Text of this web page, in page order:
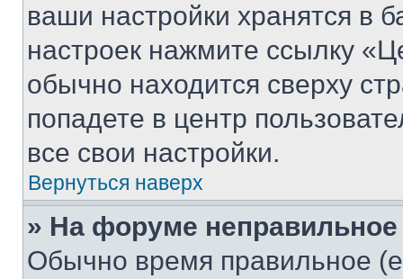
ваши настройки хранятся в
настроек нажмите ссылку
обычно находится сверху
попадете в центр
все свои настройки.
Вернуться наверх
» На форуме
Обычно время правильное